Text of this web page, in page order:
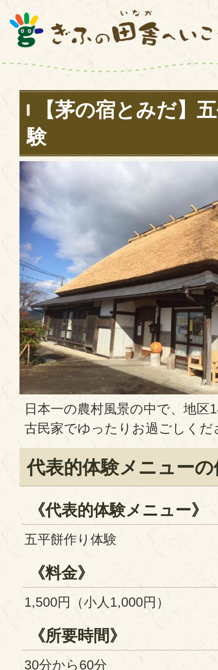
【茅の宿とみだ】
験
日本一の農村風景の中で、地区
古民家でゆったりお過ごしくだ
代表的体験メニュー
《代表的体験メニュー》
五平餅作り体験
《料金》
1,500円（小人1,000円）
《所要時間》
30分から60分